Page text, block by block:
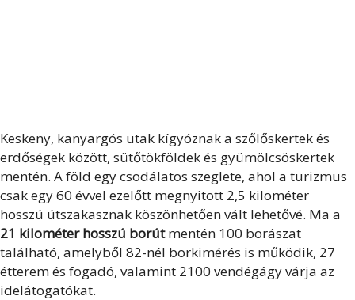
Keskeny, kanyargós utak kígyóznak a szőlőskertek és
erdőségek között, sütőtökföldek és gyümölcsöskertek
mentén. A föld egy csodálatos szeglete, ahol a turizmus
csak egy 60 évvel ezelőtt megnyitott 2,5 kilométer
hosszú útszakasznak köszönhetően vált lehetővé. Ma a
21 kilométer hosszú borútmentén 100 borászat
található, amelyből 82-nél borkimérés is működik, 27
étterem és fogadó, valamint 2100 vendégágy várja az
idelátogatókat.